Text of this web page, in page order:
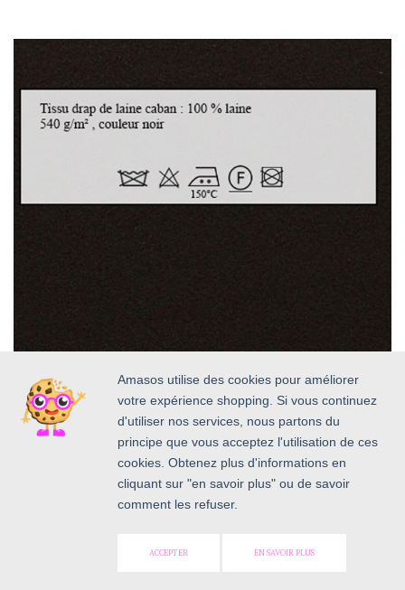
Amasos utilise des cookies pour améliorer
votre expérience shopping. Si vous continuez
d'utiliser nos services, nous partons du
principe que vous acceptez l'utilisation de ces
cookies. Obtenezplus d'informations en
cliquant sur "en savoir plus" ou de savoir
comment les refuser.
ACCEPTER EN SAVOIR PLUS